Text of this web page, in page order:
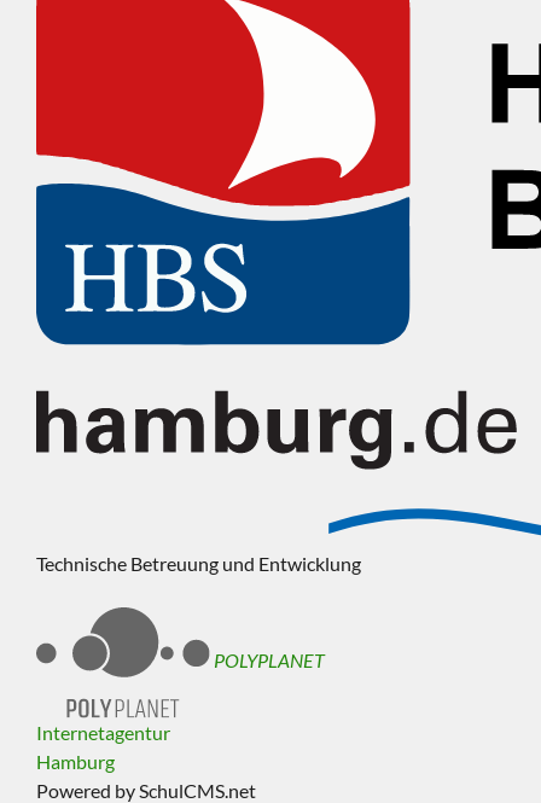
Technische Betreuung und Entwicklung
POLYPLANET
Internetagentur
Hamburg
Powered by SchulCMS.net